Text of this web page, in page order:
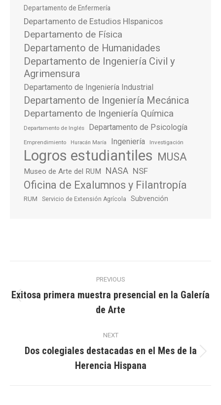
Departamento de Enfermería
Departamento de Estudios HIspanicos
Departamento de Física
Departamento de Humanidades
Departamento de Ingeniería Civil y
Agrimensura
Departamento de Ingeniería Industrial
Departamento de Ingeniería Mecánica
Departamento de Ingeniería Química
Departamento de Inglés Departamento de Psicología
Emprendimiento Huracán María Ingeniería Investigación
Logros estudiantiles MUSA
Museo de Arte del RUM NASA NSF
Oficina de Exalumnos y Filantropía
RUM Servicio de Extensión Agrícola Subvención
navigation
PREVIOUS
Previous
post:
Exitosa primera muestra presencial en la Galería
de Arte
NEXT
post:
Dos colegiales destacadas en el Mes de la
Herencia Hispana